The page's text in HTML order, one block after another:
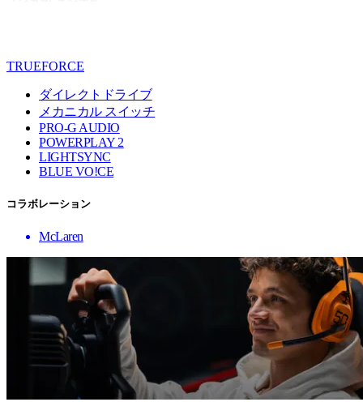
TRUEFORCE
ダイレクトドライブ
メカニカル スイッチ
PRO-G AUDIO
POWERPLAY 2
LIGHTSYNC
BLUE VO!CE
コラボレーション
McLaren